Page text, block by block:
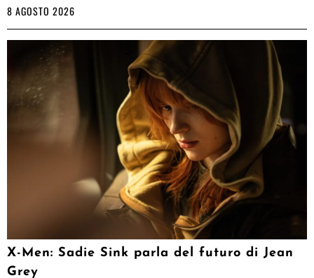
8 AGOSTO 2026
X-Men: Sadie Sink parla del futuro di Jean
Grey